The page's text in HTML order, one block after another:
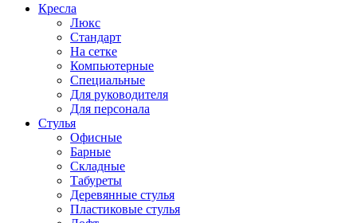
Кресла
Люкс
Стандарт
На сетке
Компьютерные
Специальные
Для руководителя
Для персонала
Стулья
Офисные
Барные
Складные
Табуреты
Деревянные стулья
Пластиковые стулья